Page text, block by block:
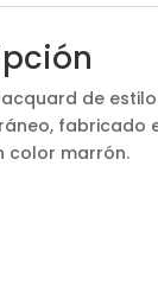
de estilo
fabricado
color marrón.